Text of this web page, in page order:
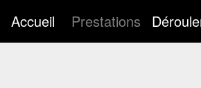
Accueil Prestations